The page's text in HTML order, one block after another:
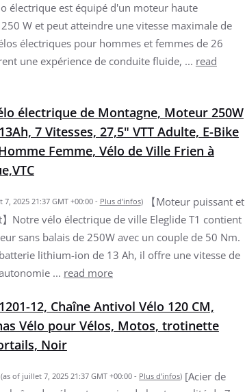
électrique est équipé d'un moteur haute
W et peut atteindre une vitesse maximale de
électriques pour hommes et femmes de 26
une expérience de conduite fluide, ... read
électrique de Montagne, Moteur 250W
7 Vitesses, 27,5" VTT Adulte, E-Bike
Femme, Vélo de Ville Frien à
2025 21:37 GMT +00:00 - Plus d’infos)
【Moteur puissant et
Notre vélo électrique de ville Eleglide T1 contient
sans balais de 250W avec un couple de 50 Nm.
lithium-ion de 13 Ah, il offre une vitesse de
... read more
12, Chaîne Antivol Vélo 120 CM,
Vélo pour Vélos, Motos, trotinette
Noir
(as of juillet 7, 2025 21:37 GMT +00:00 - Plus d’infos) [Acier de